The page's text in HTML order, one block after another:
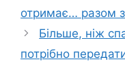
отримає… разом
Більше, ніж
потрібно